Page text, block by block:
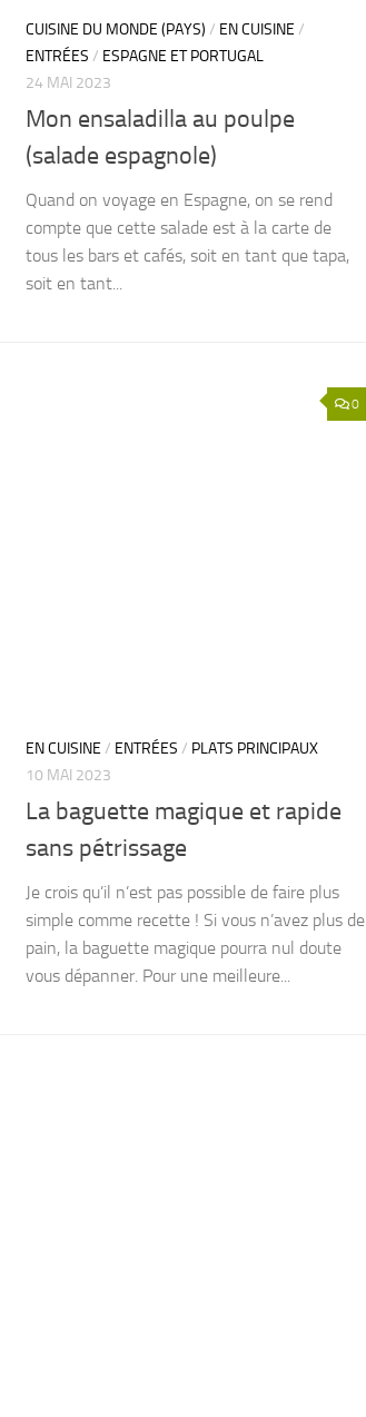
CUISINE DU MONDE (PAYS) / EN CUISINE /
ENTRÉES / ESPAGNE ET PORTUGAL
24 MAI 2023
Mon ensaladilla au poulpe
(salade espagnole)
Quand on voyage en Espagne, on se rend
compte que cette salade est à la carte de
tous les bars et cafés, soit en tant que tapa,
soit en tant...
0
EN CUISINE / ENTRÉES / PLATS PRINCIPAUX
10 MAI 2023
La baguette magique et rapide
sans pétrissage
Je crois qu’il n’est pas possible de faire plus
simple comme recette ! Si vous n’avez plus de
pain, la baguette magique pourra nul doute
vous dépanner. Pour une meilleure...